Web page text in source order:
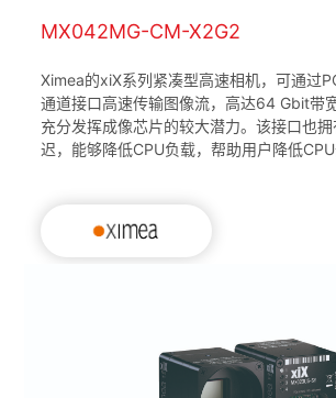
MX042MG-CM-X2G2
Ximea的xiX系列紧凑型高速相机，可通过
通道接口高速传输图像流，高达64 Gbit带
充分发挥成像芯片的较大潜力。该接口也
迟，能够降低CPU负载，帮助用户降低CPU